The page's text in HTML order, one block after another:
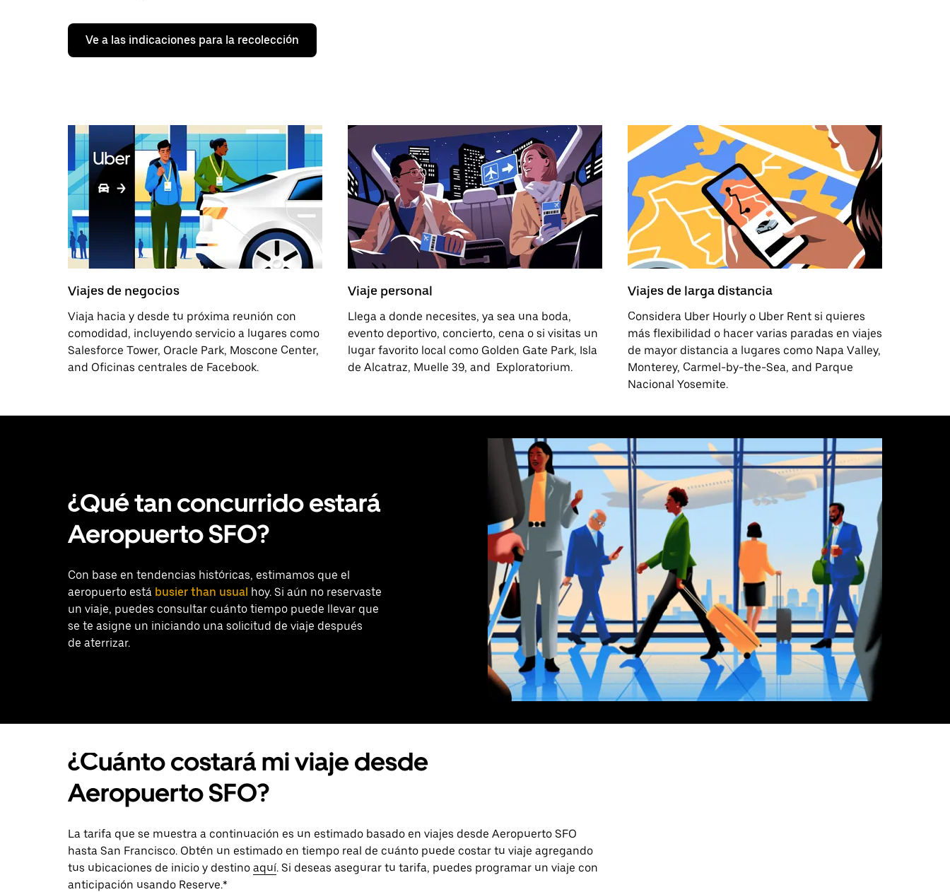
Ve a las indicaciones para la recolección
Viajes de negocios
Viaja hacia y desde tu próxima reunión con
comodidad, incluyendo servicio a lugares como
Salesforce Tower, Oracle Park, Moscone Center,
and Oficinas centrales de Facebook.
Viaje personal
Llega a donde necesites, ya sea una boda,
evento deportivo, concierto, cena o si visitas un
lugar favorito local como Golden Gate Park, Isla
de Alcatraz, Muelle 39, and Exploratorium.
Viajes de larga distancia
Considera Uber Hourly o Uber Rent si quieres
más flexibilidad o hacer varias paradas en viajes
de mayor distancia a lugares como Napa Valley,
Monterey, Carmel-by-the-Sea, and Parque
Nacional Yosemite.
¿Qué tan concurrido estará
Aeropuerto SFO?
Con base en tendencias históricas, estimamos que el
aeropuerto está busier than usual hoy. Si aún no reservaste
un viaje, puedes consultar cuánto tiempo puede llevar que
se te asigne un iniciando una solicitud de viaje después
de aterrizar.
¿Cuánto costará mi viaje desde
Aeropuerto SFO?
La tarifa que se muestra a continuación es un estimado basado en viajes desde Aeropuerto SFO
hasta San Francisco. Obtén un estimado en tiempo real de cuánto puede costar tu viaje agregando
tus ubicaciones de inicio y destino aquí. Si deseas asegurar tu tarifa, puedes programar un viaje con
anticipación usando Reserve.*